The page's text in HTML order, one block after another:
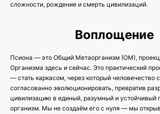
сложности, рождение и смерть цивилизаций.
Воплощение
Псиона — это Общий Метаорганизм (ОМ),
Организма здесь и сейчас. Это практический
— стать каркасом, через который человечество
согласованно эволюционировать, превратив
цивилизацию в единый, разумный и устойчивый
организм. Мы не создаём его с нуля — мы